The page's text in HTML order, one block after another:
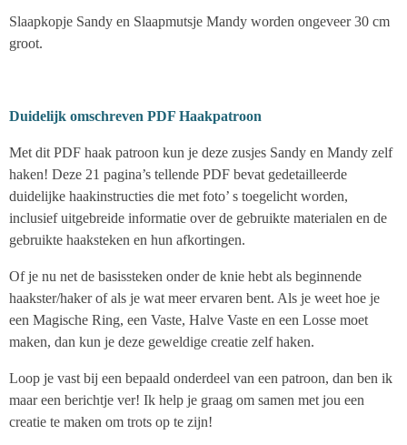
Slaapkopje Sandy en Slaapmutsje Mandy worden ongeveer 30 cm
groot.
Duidelijk omschreven PDF Haakpatroon
Met dit PDF haak patroon kun je deze zusjes Sandy en Mandy zelf
haken! Deze 21 pagina’s tellende PDF bevat gedetailleerde
duidelijke haakinstructies die met foto’ s toegelicht worden,
inclusief uitgebreide informatie over de gebruikte materialen en de
gebruikte haaksteken en hun afkortingen.
Of je nu net de basissteken onder de knie hebt als beginnende
haakster/haker of als je wat meer ervaren bent. Als je weet hoe je
een Magische Ring, een Vaste, Halve Vaste en een Losse moet
maken, dan kun je deze geweldige creatie zelf haken.
Loop je vast bij een bepaald onderdeel van een patroon, dan ben ik
maar een berichtje ver! Ik help je graag om samen met jou een
creatie te maken om trots op te zijn!